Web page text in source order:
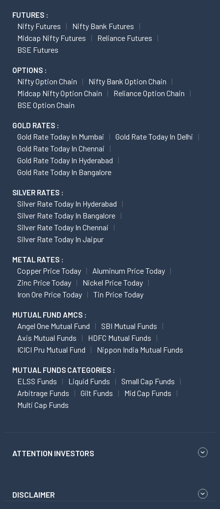
FUTURES :
Nifty Futures
Nifty Bank Futures
Midcap Nifty Futures
Reliance Futures
BSE Futures
OPTIONS :
Nifty Option Chain
Nifty Bank Option Chain
Midcap Nifty Option Chain
Reliance Option Chain
BSE Option Chain
GOLD RATES :
Gold Rate Today In Mumbai
Gold Rate Today In Delhi
Gold Rate Today In Chennai
Gold Rate Today In Hyderabad
Gold Rate Today In Bangalore
SILVER RATES :
Silver Rate Today In Hyderabad
Silver Rate Today In Bangalore
Silver Rate Today In Chennai
Silver Rate Today In Jaipur
METAL RATES :
Copper Price Today
Aluminum Price Today
Zinc Price Today
Nickel Price Today
Iron Ore Price Today
Tin Price Today
MUTUAL FUND AMCS :
Angel One Mutual Fund
SBI Mutual Funds
Axis Mutual Funds
HDFC Mutual Funds
ICICI Pru Mutual Fund
Nippon India Mutual Funds
MUTUAL FUNDS CATEGORIES :
ELSS Funds Liquid Funds
Small Cap Funds
Arbitrage Funds
Gilt Funds
Mid Cap Funds
Multi Cap Funds
ATTENTION INVESTORS
DISCLAIMER